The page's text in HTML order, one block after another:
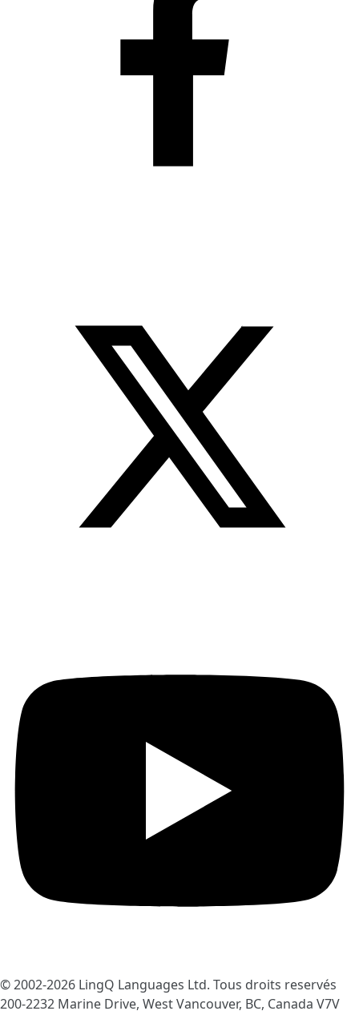
© 2002-2026 LingQ Languages Ltd. Tous droits reservés
200-2232 Marine Drive, West Vancouver, BC, Canada V7V